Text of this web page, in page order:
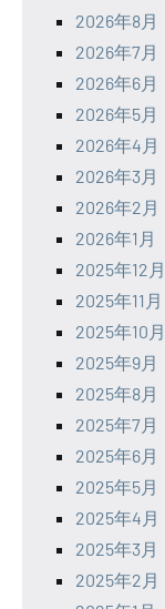
2026年8月
2026年7月
2026年6月
2026年5月
2026年4月
2026年3月
2026年2月
2026年1月
2025年12月
2025年11月
2025年10月
2025年9月
2025年8月
2025年7月
2025年6月
2025年5月
2025年4月
2025年3月
2025年2月